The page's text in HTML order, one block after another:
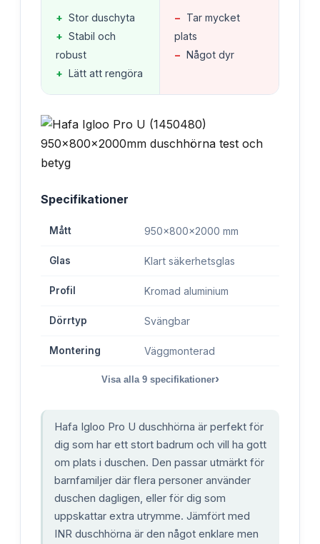
+ Stor duschyta
+ Stabil och
robust
+ Lätt att rengöra
− Tar mycket
plats
− Något dyr
Specifikationer
Mått 950x800x2000 mm
Glas Klart säkerhetsglas
Profil Kromad aluminium
Dörrtyp Svängbar
Montering Väggmonterad
Visa alla 9specifikationer›
Hafa Igloo Pro U duschhörna är perfekt för
dig som har ett stort badrum och vill ha gott
om plats i duschen. Den passar utmärkt för
barnfamiljer där flera personer använder
duschen dagligen, eller för dig som
uppskattar extra utrymme. Jämfört med
INR duschhörna är den något enklare men